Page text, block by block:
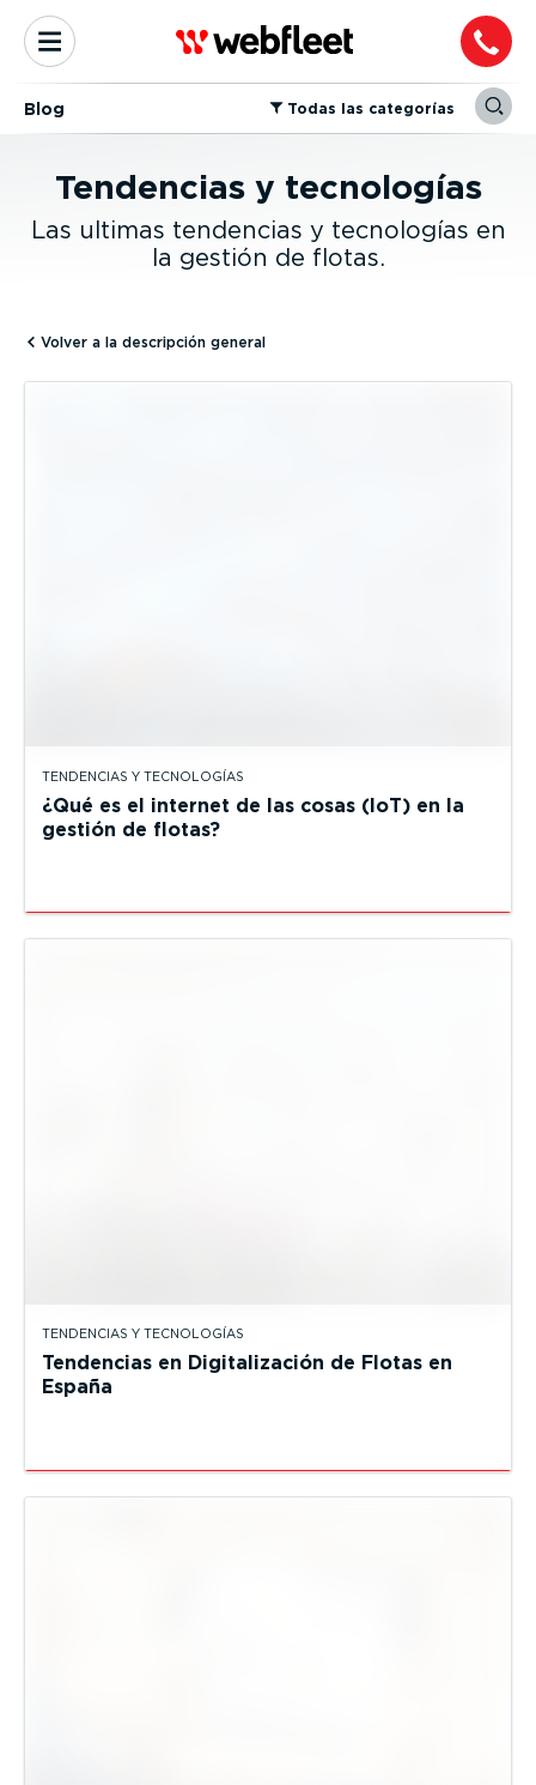
Blog ⁠Todas las categorías
Tendencias y tecnologías
Las ultimas tendencias y tecnologías en
la gestión de flotas.
Volver a la descripción general
TENDENCIAS Y TECNOLOGÍAS
¿Qué es el internet de las cosas (IoT) en la
gestión de flotas?
TENDENCIAS Y TECNOLOGÍAS
Tendencias en Digitalización de Flotas en
España